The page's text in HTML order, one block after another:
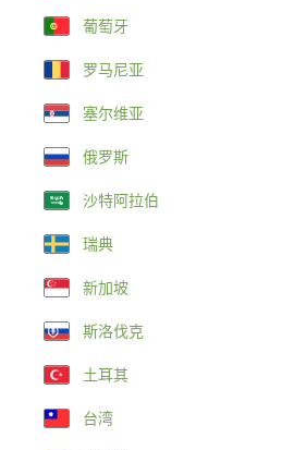
葡萄牙
罗马尼亚
塞尔维亚
俄罗斯
沙特阿拉伯
瑞典
新加坡
斯洛伐克
土耳其
台湾